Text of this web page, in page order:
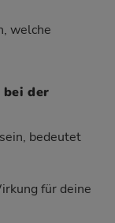
welche
bei der
bedeutet
für deine